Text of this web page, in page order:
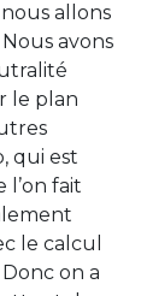
allons
avons
le plan
qui est
l’on fait
le calcul
on a